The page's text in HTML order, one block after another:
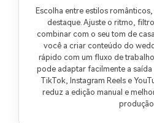
Escolha entre estilos
destaque. Ajuste o ritmo,
combinar com o seu tom de
você a criar conteúdo do
rápido com um fluxo de
pode adaptar facilmente a
TikTok, Instagram Reels e
reduz a edição manual e